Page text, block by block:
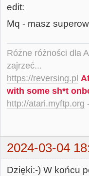
edit:
Mq - masz
Różne różności dla
zajrzeć...
https://reversing.pl
with some sh*t
http://atari.myftp.org
2024-03-04
Dzięki:-) W końcu